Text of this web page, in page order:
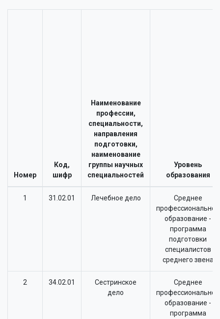
Номер
Код,
шифр
Наименование
профессии,
специальности,
направления
подготовки,
наименование
группы научных
специальностей
Уровень
образования
1 31.02.01 Лечебное дело
Среднее
профессиональное
образование -
программа
подготовки
специалистов
среднего звена
2 34.02.01
Сестринское
дело
Среднее
профессиональное
образование -
программа